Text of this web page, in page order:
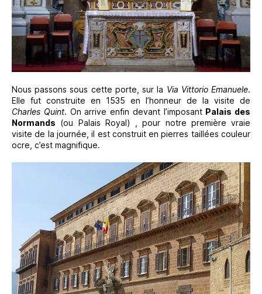
Nous passons sous cette porte, sur la Via Vittorio Emanuele.
Elle fut construite en 1535 en l’honneur de la visite de
Charles Quint. On arrive enfin devant l’imposant Palais des
Normands (ou Palais Royal) , pour notre première vraie
visite de la journée, il est construit en pierres taillées couleur
ocre, c’est magnifique.